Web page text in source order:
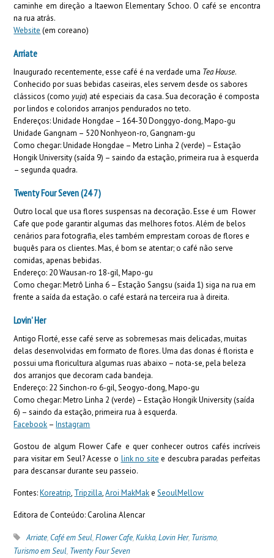
caminhe em direção a Itaewon Elementary Schoo. O café se encontra
na rua atrás.
Website (em coreano)
Arriate
Inaugurado recentemente, esse café é na verdade uma Tea House.
Conhecido por suas bebidas caseiras, eles servem desde os sabores
clássicos (como yuja) até especiais da casa. Sua decoração é composta
por lindos e coloridos arranjos pendurados no teto.
Endereços: Unidade Hongdae – 164-30 Donggyo-dong, Mapo-gu
Unidade Gangnam – 520 Nonhyeon-ro, Gangnam-gu
Como chegar: Unidade Hongdae – Metro Linha 2 (verde) – Estação
Hongik University (saída 9) – saindo da estação, primeira rua à esquerda
– segunda quadra.
Twenty Four Seven (24 7)
Outro local que usa flores suspensas na decoração. Esse é um Flower
Cafe que pode garantir algumas das melhores fotos. Além de belos
cenários para fotografia, eles também emprestam coroas de flores e
buquês para os clientes. Mas, é bom se atentar; o café não serve
comidas, apenas bebidas.
Endereço: 20 Wausan-ro 18-gil, Mapo-gu
Como chegar: Metrô Linha 6 – Estação Sangsu (saida 1) siga na rua em
frente a saída da estação. o café estará na terceira rua à direita.
Lovin’ Her
Antigo Florté, esse café serve as sobremesas mais delicadas, muitas
delas desenvolvidas em formato de flores. Uma das donas é florista e
possui uma floricultura algumas ruas abaixo – nota-se, pela beleza
dos arranjos que decoram cada bandeja.
Endereço: 22 Sinchon-ro 6-gil, Seogyo-dong, Mapo-gu
Como chegar: Metro Linha 2 (verde) – Estação Hongik University (saída
6) – saindo da estação, primeira rua à esquerda.
Facebook –Instagram
Gostou de algum Flower Cafe e quer conhecer outros cafés incríveis
para visitar em Seul? Acesse o link no site e descubra paradas perfeitas
para descansar durante seu passeio.
Fontes:Koreatrip, Tripzilla,Aroi MakMakeSeoulMellow
Editora de Conteúdo: Carolina Alencar
Arriate, Café em Seul,Flower Cafe,Kukka,Lovin Her, Turismo,
Turismo em Seul, Twenty Four Seven